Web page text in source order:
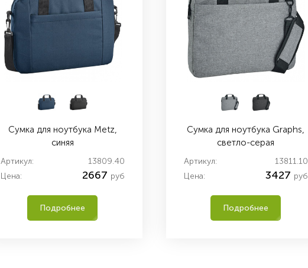
Сумка для ноутбука Metz,
синяя
Артикул:
13809.40
Цена:
2667 руб
Подробнее
Сумка для ноутбука Graphs,
светло-серая
Артикул:
13811.10
Цена:
3427 руб
Подробнее